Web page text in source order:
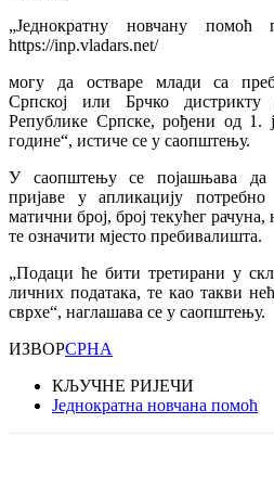
„Једнократну новчану помоћ
https://inp.vladars.net/
могу да остваре млади са
Српској или Брчко
Републике Српске, рођени од 1.
године“, истиче се у саопштењу.
У саопштењу се појашњава да
пријаве у апликацију
матични број, број текућег рачуна,
те означити мјесто пребивалишта.
„Подаци ће бити третирани у
личних података, те као такви
сврхе“, наглашава се у саопштењу.
ИЗВОРСРНА
КЉУЧНЕ РИЈЕЧИ
Једнократна новчана помоћ